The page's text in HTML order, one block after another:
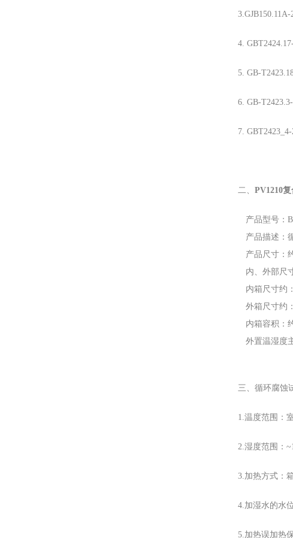
4.
5. GB-
6. GB-
7.
二、 PV1210
产品型号：
产品描述：
产品尺寸：
内、外部尺
内箱尺寸约
外箱尺寸约
内箱容积：
外置温湿度
三、循环腐蚀
1.温度范围：
2.湿度范围：
3.加热方式：
4.加湿水的水
5.加热误加热